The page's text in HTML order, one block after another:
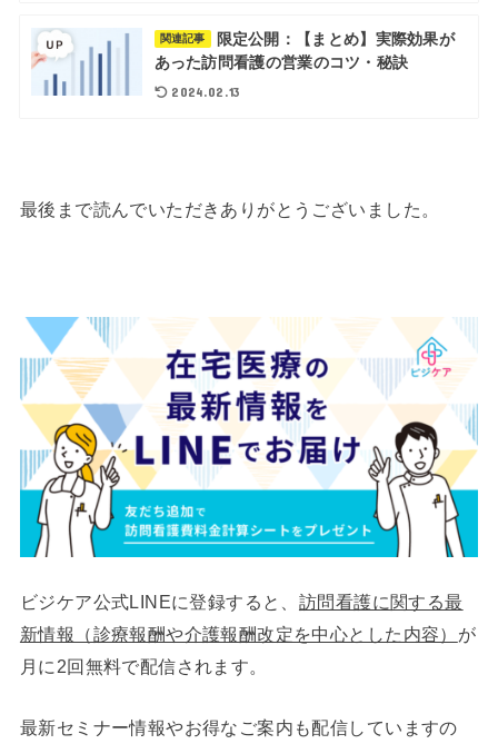
関連記事
限定公開：【まとめ】実際効果が
あった訪問看護の営業のコツ・秘訣
2024.02.13
最後まで読んでいただきありがとうございました。
ビジケア公式LINEに登録すると、 訪問看護に関する最
新情報（診療報酬や介護報酬改定を中心とした内容） が
月に2回無料で配信されます。
最新セミナー情報やお得なご案内も配信していますの